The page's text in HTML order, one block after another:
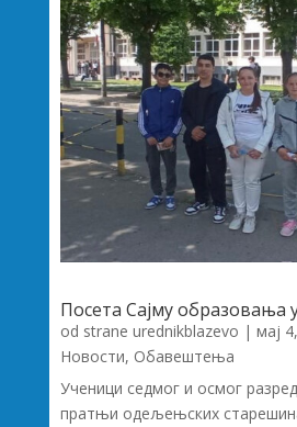
Посета Сајму образовања
od strane urednikblazevo | мај
Новости, Обавештења
Ученици седмог и осмог
пратњи одељењских